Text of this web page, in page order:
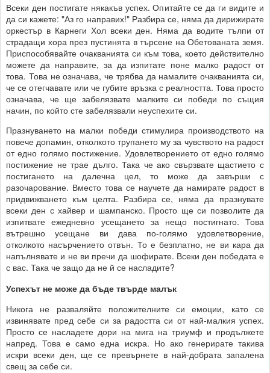
Всеки ден постигате някакъв успех. Опитайте се да ги видите и
да си кажете: "Аз го направих!" Разбира се, няма да дирижирате
оркестър в Карнеги Хол всеки ден. Няма да водите тълпи от
страдащи хора през пустинята в търсене на Обетованата земя.
Приспособявайте очакванията си към това, което действително
можете да направите, за да изпитате поне малко радост от
това. Това не означава, че трябва да намалите очакванията си,
че се отегчавате или че губите връзка с реалността. Това просто
означава, че ще забелязвате малките си победи по същия
начин, по който сте забелязвали неуспехите си.
Празнуването на малки победи стимулира производството на
повече допамин, отколкото трупането му за чувството на радост
от едно голямо постижение. Удовлетворението от едно голямо
постижение не трае дълго. Така че ако свързвате щастието с
постигането на далечна цел, то може да завърши с
разочарование. Вместо това се научете да намирате радост в
придвижването към целта. Разбира се, няма да празнувате
всеки ден с хайвер и шампанско. Просто ще си позволите да
изпитвате ежедневно усещането за нещо постигнато. Това
вътрешно усещане ви дава по-голямо удовлетворение,
отколкото насърчението отвън. То е безплатно, не ви кара да
напълнявате и не ви пречи да шофирате. Всеки ден победата е
с вас. Така че защо да не й се насладите?
Успехът не може да бъде твърде малък
Никога не разваляйте положителните си емоции, като се
извинявате пред себе си за радостта си от най-малкия успех.
Просто се насладете дори на мига на триумф и продължете
напред. Това е само една искра. Но ако генерирате такива
искри всеки ден, ще се превърнете в най-добрата запалена
свещ за себе си.